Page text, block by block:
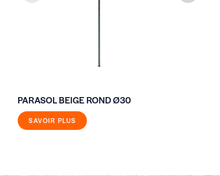
PARASOL BEIGE ROND Ø30
SAVOIR PLUS